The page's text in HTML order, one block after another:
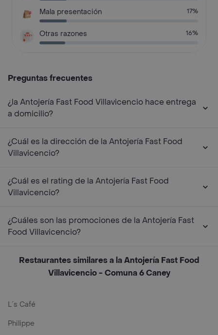
Mala presentación 17%
Otras razones 16%
Preguntas frecuentes
¿la Antojería Fast Food Villavicencio hace entrega
a domicilio?
¿Cuál es la dirección de la Antojería Fast Food
Villavicencio?
¿Cuál es el rating de la Antojería Fast Food
Villavicencio?
¿Cuáles son las promociones de la Antojería Fast
Food Villavicencio?
Restaurantes similares a la Antojería Fast Food
Villavicencio - Comuna 6 Caney
L´s Café
Philippe